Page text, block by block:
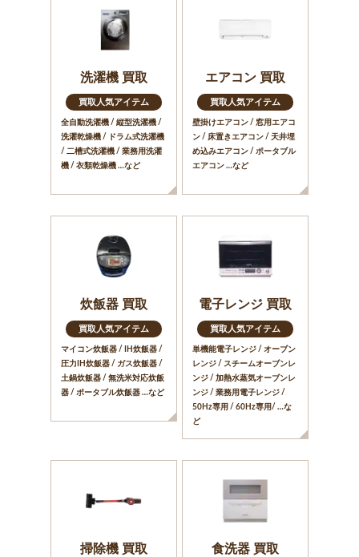
洗濯機 買取
買取人気アイテム
全自動洗濯機 / 縦型洗濯機 /
洗濯乾燥機 / ドラム式洗濯機
/ 二槽式洗濯機 / 業務用洗濯
機 / 衣類乾燥機 …など
エアコン 買取
買取人気アイテム
壁掛けエアコン / 窓用エアコ
ン / 床置きエアコン / 天井埋
め込みエアコン / ポータブル
エアコン …など
炊飯器 買取
買取人気アイテム
マイコン炊飯器 / IH炊飯器 /
圧力IH炊飯器 / ガス炊飯器 /
土鍋炊飯器 / 無洗米対応炊飯
器 / ポータブル炊飯器 …など
電子レンジ 買取
買取人気アイテム
単機能電子レンジ / オーブン
レンジ / スチームオーブンレ
ンジ / 加熱水蒸気オーブンレ
ンジ / 業務用電子レンジ /
50Hz専用 / 60Hz専用/ …な
ど
掃除機 買取 食洗器 買取